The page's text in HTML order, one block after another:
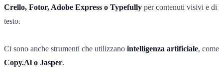
Crello, Fotor, Adobe Express o Typefully per contenuti visivi e di
testo.
Ci sono anche strumenti che utilizzano intelligenza artificiale, come
Copy.Al o Jasper.